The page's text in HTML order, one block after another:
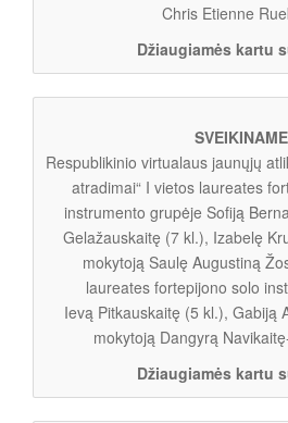
Chris Etienne
Džiaugiamės kartu
Respublikinio virtualaus jaunųjų
atradimai“ I vietos laureates
instrumento grupėje Sofiją
Gelažauskaitę (7 kl.), Izabelę
mokytoją Saulę Augustiną
laureates fortepijono solo
Ievą Pitkauskaitę (5 kl.), Gabiją
mokytoją Dangyrą
Džiaugiamės kartu